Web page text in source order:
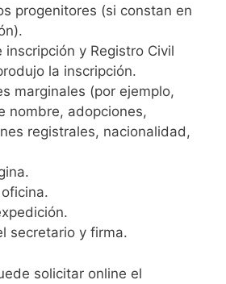
progenitores (si constan en
inscripción y Registro Civil
la inscripción.
marginales (por ejemplo,
nombre, adopciones,
registrales, nacionalidad,
secretario y firma.
solicitar online el